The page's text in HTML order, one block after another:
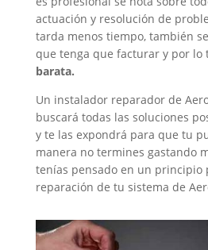
actuación y resolución de
tarda menos tiempo, también
que tenga que facturar y por lo
barata.
Un instalador reparador de
buscará todas las soluciones
y te las expondrá para que tu
manera no termines gastando
tenías pensado en un principio
reparación de tu sistema de